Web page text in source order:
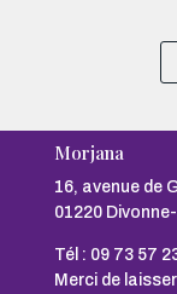
Morjana
16, avenue de
01220
Tél : 09 73 57
Merci de